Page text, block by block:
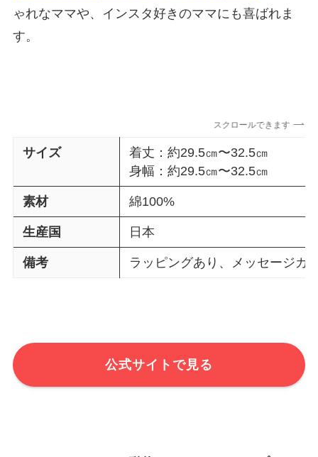
ゃれなママや、インスタ好きのママにも喜ばれま
す。
スクロールできます
サイズ
着丈：約29.5㎝〜32.5㎝
身幅：約29.5㎝〜32.5㎝
素材 綿100%
生産国 日本
備考 ラッピングあり、メッセージカ
公式サイトで見る